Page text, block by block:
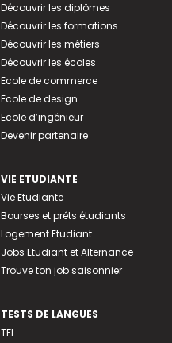
Découvrir les diplômes
Découvrir les formations
Découvrir les métiers
Découvrir les écoles
Ecole de commerce
Ecole de design
Ecole d’ingénieur
Devenir partenaire
VIE ETUDIANTE
Vie Etudiante
Bourses et prêts étudiants
Logement Etudiant
Jobs Etudiant et Alternance
Trouve ton job saisonnier
TESTS DE LANGUES
TFI